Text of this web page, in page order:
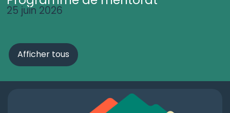
25 juin 2026
Afficher tous